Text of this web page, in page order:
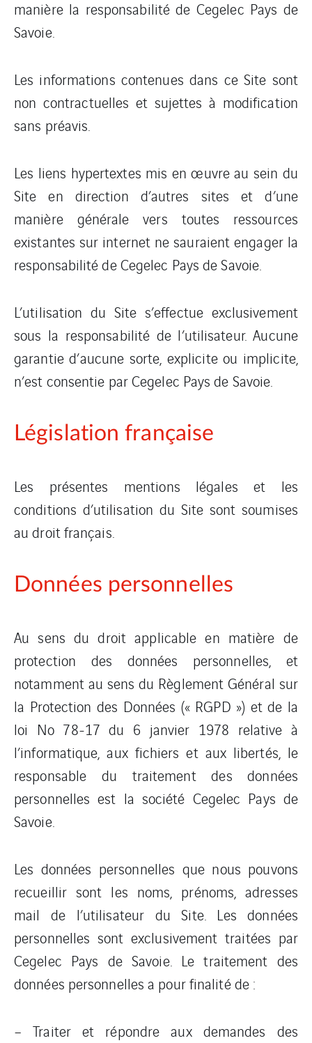
manière la responsabilité de Cegelec Pays de
Savoie.
Les informations contenues dans ce Site sont
non contractuelles et sujettes à modification
sans préavis.
Les liens hypertextes mis en œuvre au sein du
Site en direction d’autres sites et d’une
manière générale vers toutes ressources
existantes sur internet ne sauraient engager la
responsabilité de Cegelec Pays de Savoie.
L’utilisation du Site s’effectue exclusivement
sous la responsabilité de l’utilisateur. Aucune
garantie d’aucune sorte, explicite ou implicite,
n’est consentie par Cegelec Pays de Savoie.
Législation française
Les présentes mentions légales et les
conditions d’utilisation du Site sont soumises
au droit français.
Données personnelles
Au sens du droit applicable en matière de
protection des données personnelles, et
notamment au sens du Règlement Général sur
la Protection des Données (« RGPD ») et de la
loi No 78-17 du 6 janvier 1978 relative à
l’informatique, aux fichiers et aux libertés, le
responsable du traitement des données
personnelles est la société Cegelec Pays de
Savoie.
Les données personnelles que nous pouvons
recueillir sont les noms, prénoms, adresses
mail de l’utilisateur du Site. Les données
personnelles sont exclusivement traitées par
Cegelec Pays de Savoie. Le traitement des
données personnelles a pour finalité de :
– Traiter et répondre aux demandes des